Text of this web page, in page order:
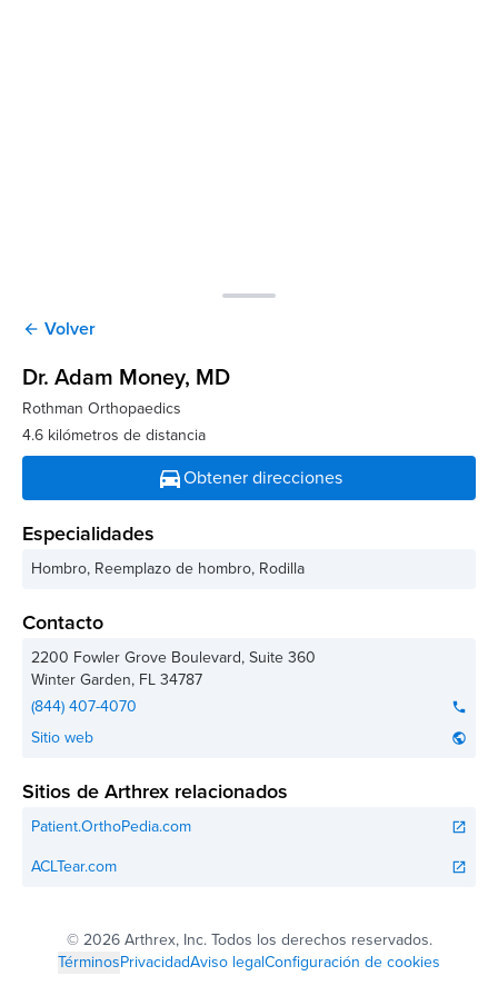
arrow_back Volver
Dr. Adam Money, MD
Rothman Orthopaedics
4.6 kilómetros de distancia
directions_carObtener direcciones
Especialidades
Hombro, Reemplazo de hombro, Rodilla
Contacto
2200 Fowler Grove Boulevard, Suite 360
Winter Garden, FL34787
(844) 407-4070
phone
Sitio web public
Sitios de Arthrex relacionados
Patient.OrthoPedia.com open_in_new
ACLTear.com open_in_new
© 2026 Arthrex, Inc. Todos los derechos reservados.
TérminosPrivacidadAviso legalConfiguración de cookies